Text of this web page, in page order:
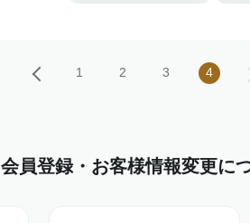
1 2 3 4
会員登録・お客様情報変更に